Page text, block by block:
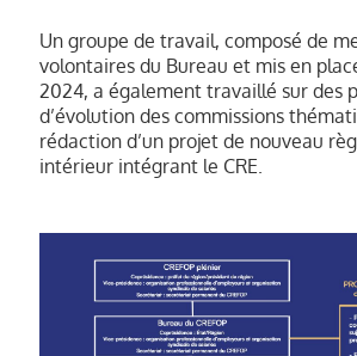
en tant que de besoin, le
conseil régional et le préfet
peuvent inviter
représentants de
ou d'opérateurs ne faisant
Un groupe de travail, composé de
volontaires du Bureau et mis en
2024, a également travaillé sur des
d’évolution des commissions
rédaction d’un projet de nouveau
intérieur intégrant le CRE.